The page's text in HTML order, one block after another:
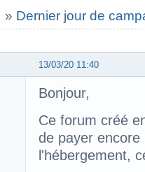
» Dernier jour de
13/03/20 11:40
Bonjour,
Ce forum créé
de payer encore
l'hébergement,